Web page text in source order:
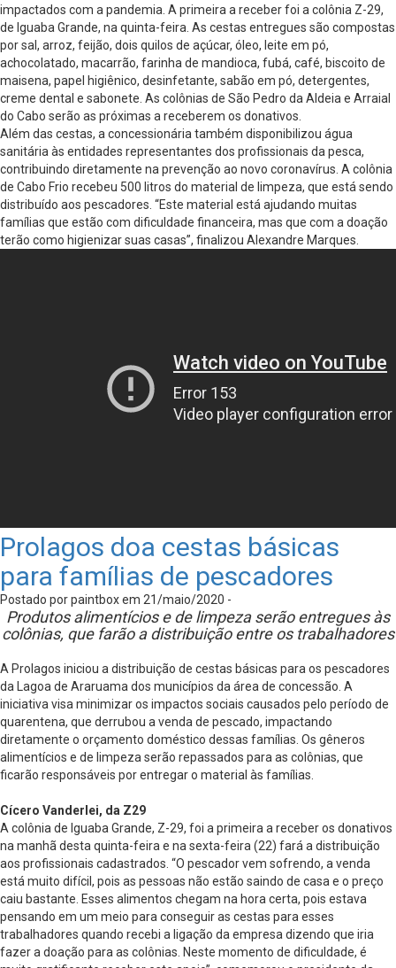
impactados com a pandemia. A primeira a receber foi a colônia Z-29,
de Iguaba Grande, na quinta-feira. As cestas entregues são compostas
por sal, arroz, feijão, dois quilos de açúcar, óleo, leite em pó,
achocolatado, macarrão, farinha de mandioca, fubá, café, biscoito de
maisena, papel higiênico, desinfetante, sabão em pó, detergentes,
creme dental e sabonete. As colônias de São Pedro da Aldeia e Arraial
do Cabo serão as próximas a receberem os donativos.
Além das cestas, a concessionária também disponibilizou água
sanitária às entidades representantes dos profissionais da pesca,
contribuindo diretamente na prevenção ao novo coronavírus. A colônia
de Cabo Frio recebeu 500 litros do material de limpeza, que está sendo
distribuído aos pescadores. “Este material está ajudando muitas
famílias que estão com dificuldade financeira, mas que com a doação
terão como higienizar suas casas”, finalizou Alexandre Marques.
Prolagos doa cestas básicas
para famílias de pescadores
Postado por paintbox em 21/maio/2020 -
Produtos alimentícios e de limpeza serão entregues às
colônias, que farão a distribuição entre os trabalhadores
A Prolagos iniciou a distribuição de cestas básicas para os pescadores
da Lagoa de Araruama dos municípios da área de concessão. A
iniciativa visa minimizar os impactos sociais causados pelo período de
quarentena, que derrubou a venda de pescado, impactando
diretamente o orçamento doméstico dessas famílias. Os gêneros
alimentícios e de limpeza serão repassados para as colônias, que
ficarão responsáveis por entregar o material às famílias.
Cícero Vanderlei, da Z29
A colônia de Iguaba Grande, Z-29, foi a primeira a receber os donativos
na manhã desta quinta-feira e na sexta-feira (22) fará a distribuição
aos profissionais cadastrados. “O pescador vem sofrendo, a venda
está muito difícil, pois as pessoas não estão saindo de casa e o preço
caiu bastante. Esses alimentos chegam na hora certa, pois estava
pensando em um meio para conseguir as cestas para esses
trabalhadores quando recebi a ligação da empresa dizendo que iria
fazer a doação para as colônias. Neste momento de dificuldade, é